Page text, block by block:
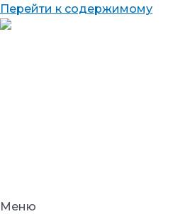
Перейти к содержимому
Меню